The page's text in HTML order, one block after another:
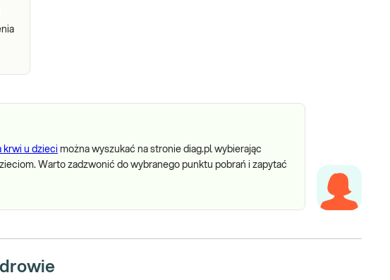
krwi u dzieci można wyszukać na stronie diag.pl wybierając
Warto zadzwonić do wybranego punktu pobrań i zapytać